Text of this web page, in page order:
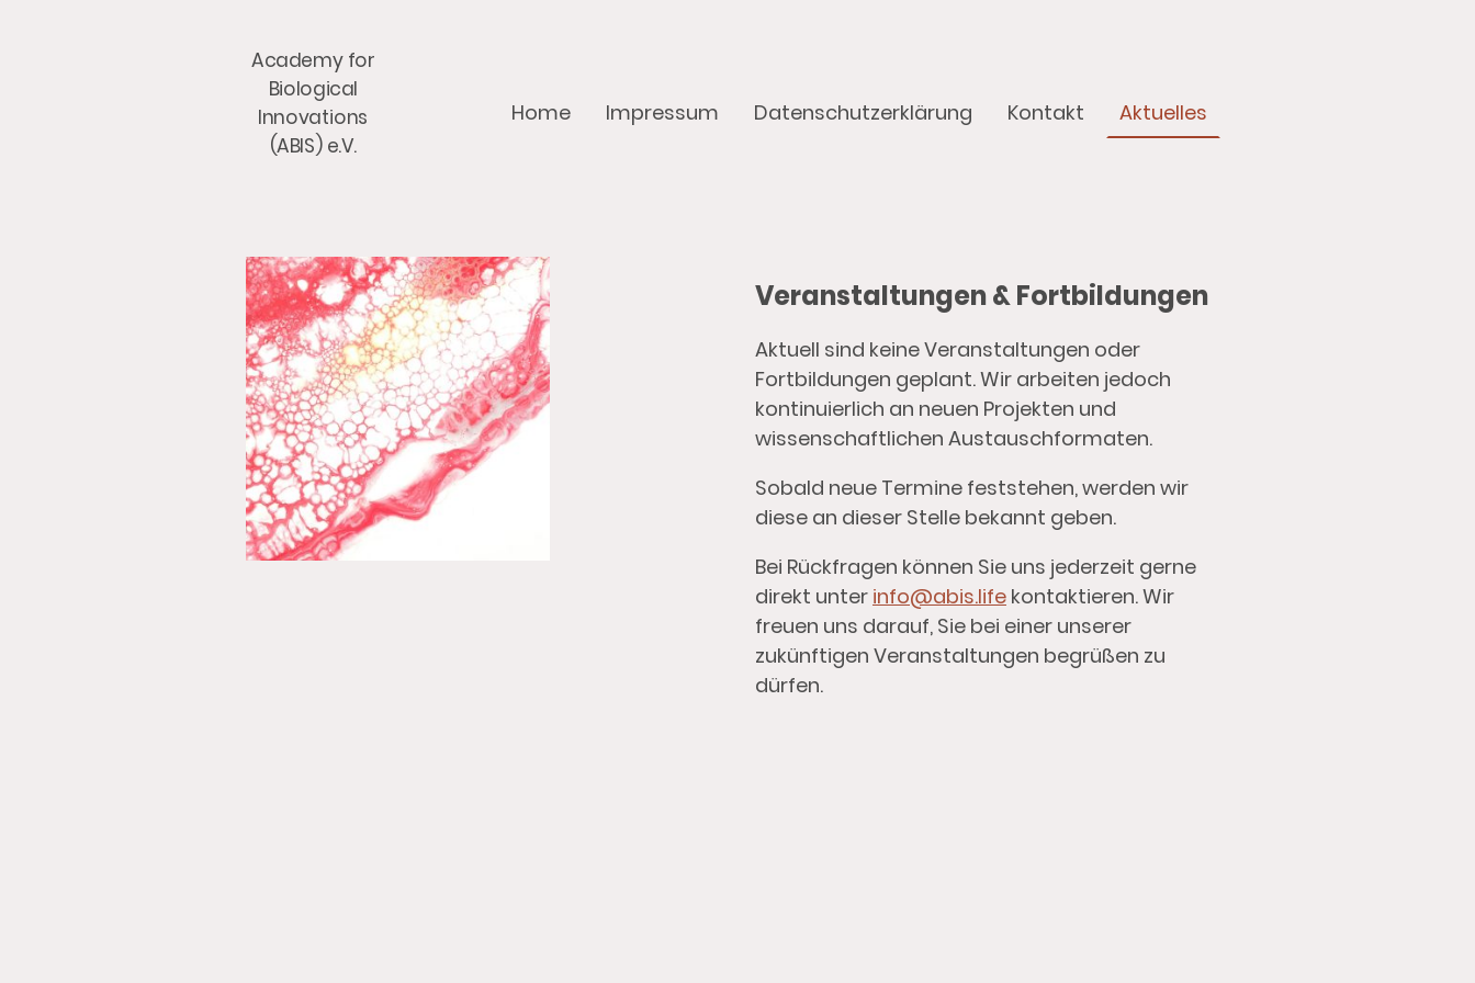
Academy for
Biological
Innovations
(ABIS) e.V.
Home Impressum Datenschutzerklärung Kontakt Aktuelles
Veranstaltungen & Fortbildungen
Aktuell sind keine Veranstaltungen oder
Fortbildungen geplant. Wir arbeiten jedoch
kontinuierlich an neuen Projekten und
wissenschaftlichen Austauschformaten.
Sobald neue Termine feststehen, werden wir
diese an dieser Stelle bekannt geben.
Bei Rückfragen können Sie uns jederzeit gerne
direkt unter info@abis.lifekontaktieren. Wir
freuen uns darauf, Sie bei einer unserer
zukünftigen Veranstaltungen begrüßen zu
dürfen.